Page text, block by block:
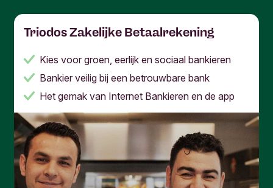
Triodos Zakelijke Betaalrekening
Kies voor groen, eerlijk en sociaal bankieren
Bankier veilig bij een betrouwbare bank
Het gemak van Internet Bankieren en de app